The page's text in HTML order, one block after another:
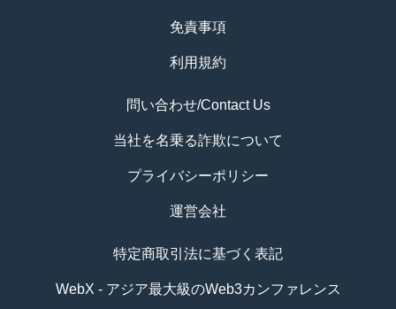
免責事項
利用規約
問い合わせ/Contact Us
当社を名乗る詐欺について
プライバシーポリシー
運営会社
特定商取引法に基づく表記
WebX - アジア最大級のWeb3カンファレンス